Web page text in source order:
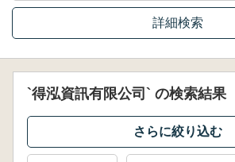
詳細検索
`得泓資訊有限公司` の検索結果